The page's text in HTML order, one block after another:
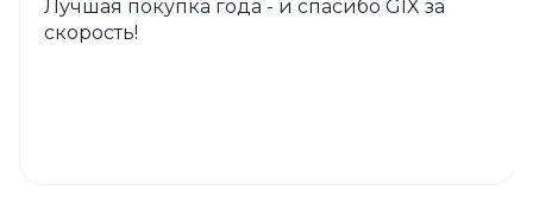
Лучшая покупка года - и спасибо GIX за
скорость!